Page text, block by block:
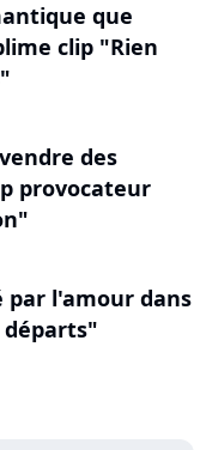
que
clip "Rien
des
provocateur
par l'amour dans
départs"